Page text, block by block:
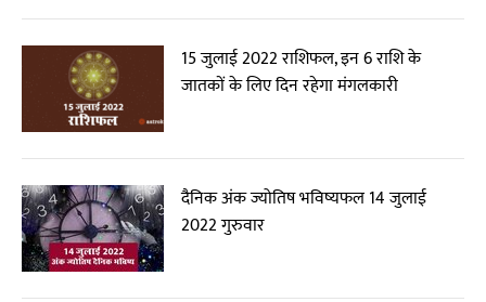
15 जुलाई 2022 राशिफल, इन 6 राशि के
जातकों के लिए दिन रहेगा मंगलकारी
दैनिक अंक ज्योतिष भविष्यफल 14 जुलाई
2022 गुरुवार